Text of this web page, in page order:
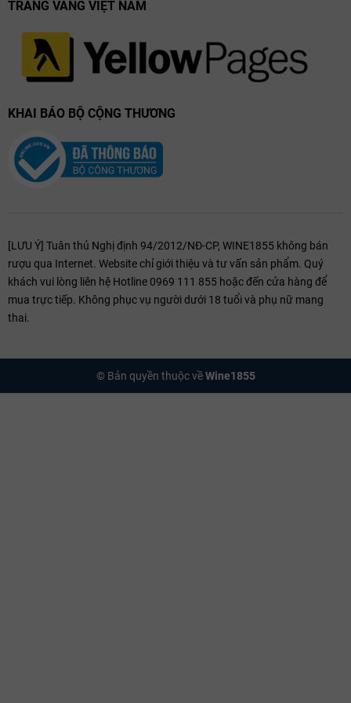
Hương vị khoáng mặn đầy cuốn hút
TRANG VÀNG VIỆT NAM
KHAI BÁO BỘ CỘNG THƯƠNG
[LƯU Ý] Tuân thủ Nghị định 94/2012/NĐ-CP, WINE1855 không bán
rượu qua Internet. Website chỉ giới thiệu và tư vấn sản phẩm. Quý
khách vui lòng liên hệ Hotline 0969 111 855 hoặc đến cửa hàng để
mua trực tiếp. Không phục vụ người dưới 18 tuổi và phụ nữ mang
thai.
© Bản quyền thuộc vềWine1855